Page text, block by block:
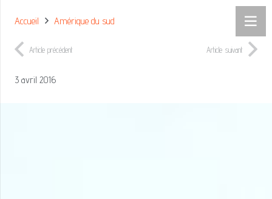
Accueil Amérique du sud
Article précédent Article suivant
3 avril 2016